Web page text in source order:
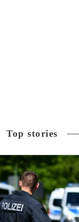
Top stories